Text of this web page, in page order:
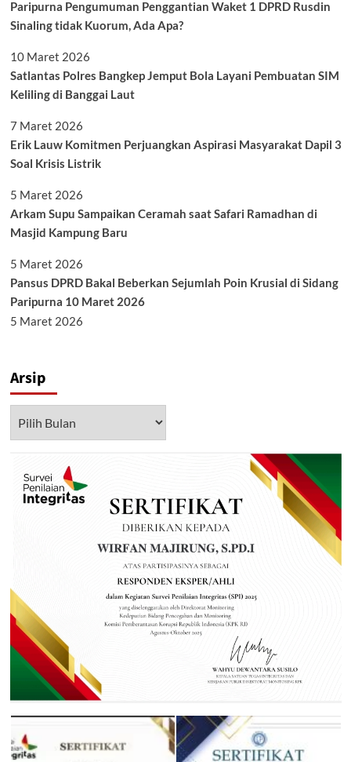
Paripurna Pengumuman Penggantian Waket 1 DPRD Rusdin
Sinaling tidak Kuorum, Ada Apa?
10 Maret 2026
Satlantas Polres Bangkep Jemput Bola Layani Pembuatan SIM
Keliling di Banggai Laut
7 Maret 2026
Erik Lauw Komitmen Perjuangkan Aspirasi Masyarakat Dapil 3
Soal Krisis Listrik
5 Maret 2026
Arkam Supu Sampaikan Ceramah saat Safari Ramadhan di
Masjid Kampung Baru
5 Maret 2026
Pansus DPRD Bakal Beberkan Sejumlah Poin Krusial di Sidang
Paripurna 10 Maret 2026
5 Maret 2026
Arsip